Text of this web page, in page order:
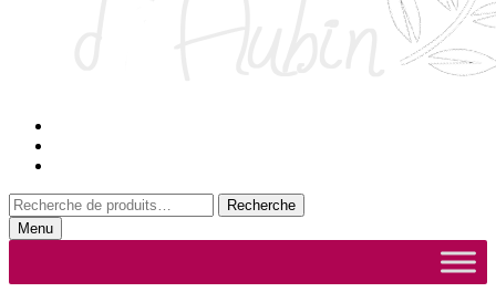
Recherche
pour :
Recherche
Menu